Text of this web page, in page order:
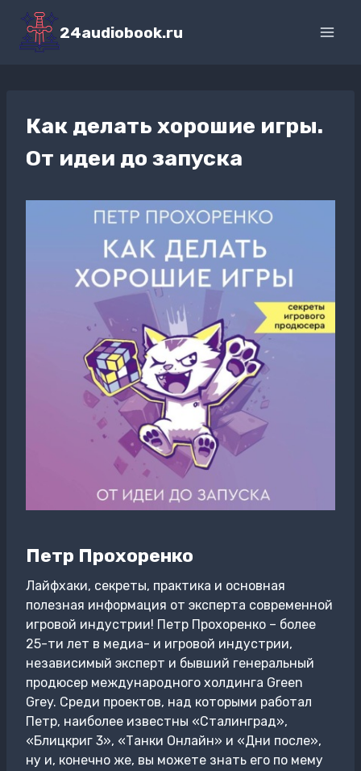
Перейти
содержимому
24audiobook.ru
Как делать хорошие игры.
От идеи до запуска
Петр Прохоренко
Лайфхаки, секреты, практика и основная
полезная информация от эксперта современной
игровой индустрии! Петр Прохоренко – более
25-ти лет в медиа- и игровой индустрии,
независимый эксперт и бывший генеральный
продюсер международного холдинга Green
Grey. Среди проектов, над которыми работал
Петр, наиболее известны «Сталинград»,
«Блицкриг 3», «Танки Онлайн» и «Дни после»,
ну и, конечно же, вы можете знать его по мему